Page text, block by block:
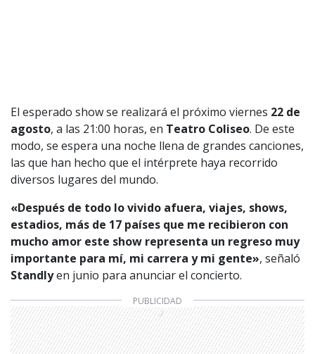
El esperado show se realizará el próximo viernes 22 de
agosto, a las 21:00 horas, en Teatro Coliseo. De este
modo, se espera una noche llena de grandes canciones,
las que han hecho que el intérprete haya recorrido
diversos lugares del mundo.
«Después de todo lo vivido afuera, viajes, shows,
estadios, más de 17 países que me recibieron con
mucho amor este show representa un regreso muy
importante para mí, mi carrera y mi gente», señaló
Standlyen junio para anunciar el concierto.